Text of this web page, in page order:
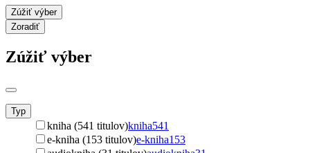
Zúžiť výber
Zoradiť
Zúžiť výber
Typ
kniha (541 titulov)kniha541
e-kniha (153 titulov)e-kniha153